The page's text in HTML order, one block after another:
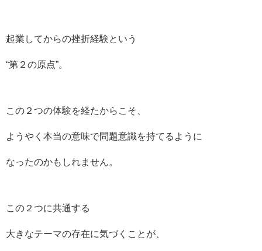
起業してからの挫折経験という
“第２の原点”。
この２つの体験を経たからこそ、
ようやく本当の意味で問題意識を持てるように
なったのかもしれません。
この２つに共通する
大きなテーマの存在に気づくことが、